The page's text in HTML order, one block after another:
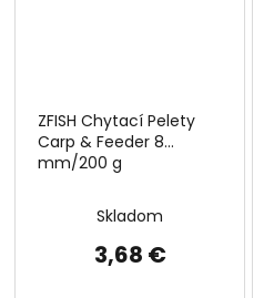
ZFISH Chytací Pelety
Carp & Feeder 8
mm/200 g
Skladom
3,68 €